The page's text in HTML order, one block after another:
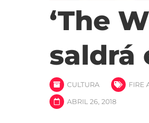
‘The
saldrá
CULTURA FIRE
ABRIL 26, 2018